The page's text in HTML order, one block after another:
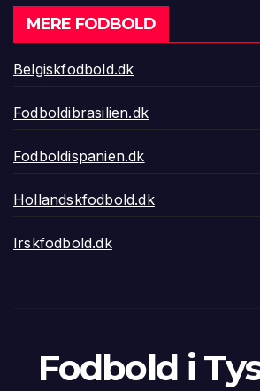
MERE FODBOLD
Belgiskfodbold.dk
Fodboldibrasilien.dk
Fodboldispanien.dk
Hollandskfodbold.dk
Irskfodbold.dk
Fodbold i